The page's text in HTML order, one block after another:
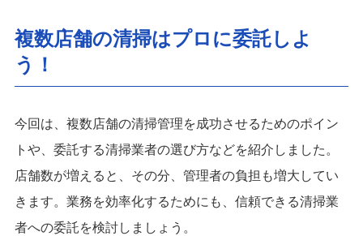
複数店舗の清掃はプロに委託しよ
う！
今回は、複数店舗の清掃管理を成功させるためのポイン
トや、委託する清掃業者の選び方などを紹介しました。
店舗数が増えると、その分、管理者の負担も増大してい
きます。業務を効率化するためにも、信頼できる清掃業
者への委託を検討しましょう。